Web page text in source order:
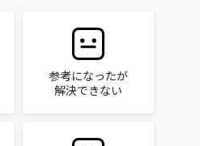
参考になったが
解決できない